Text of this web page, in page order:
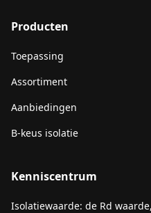
Producten
Toepassing
Assortiment
Aanbiedingen
B-keus isolatie
Kenniscentrum
Isolatiewaarde: de Rd